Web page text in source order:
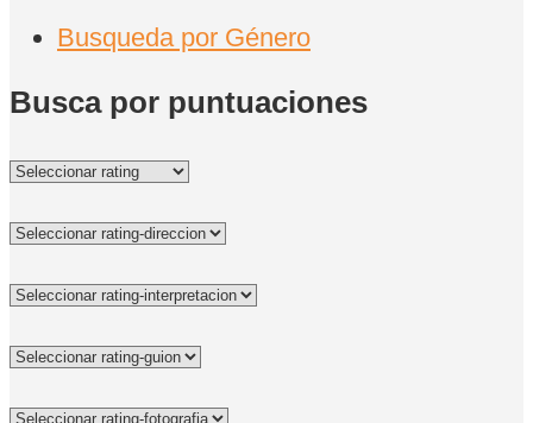
Busqueda por Género
Busca por puntuaciones